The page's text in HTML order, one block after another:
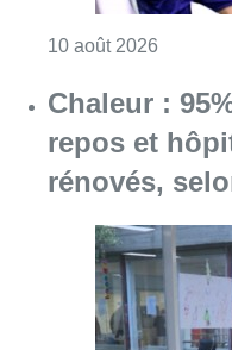
10 août 2026
Chaleur :
repos et
rénovés,